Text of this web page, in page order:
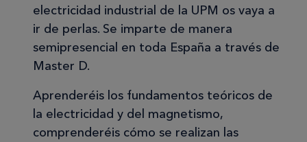
electricidad industrial de la UPM os vaya a
ir de perlas. Se imparte de manera
semipresencial en toda España a través de
Master D.
Aprenderéis los fundamentos teóricos de
la electricidad y del magnetismo,
comprenderéis cómo se realizan las